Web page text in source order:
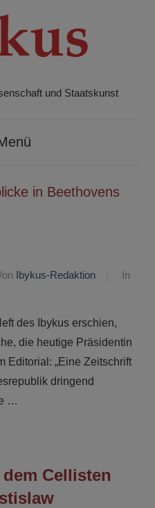
und Staatskunst
in Beethovens
Ibykus-Redaktion
In
des Ibykus erschien,
die heutige Präsidentin
Editorial: „Eine Zeitschrift
dringend
…
Cellisten